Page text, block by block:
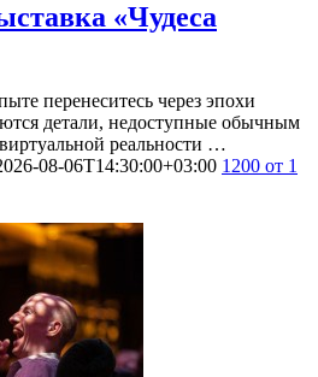
«Чудеса
перенеситесь через эпохи
детали, недоступные обычным
реальности …
08-06T14:30:00+03:00 1200 от 1